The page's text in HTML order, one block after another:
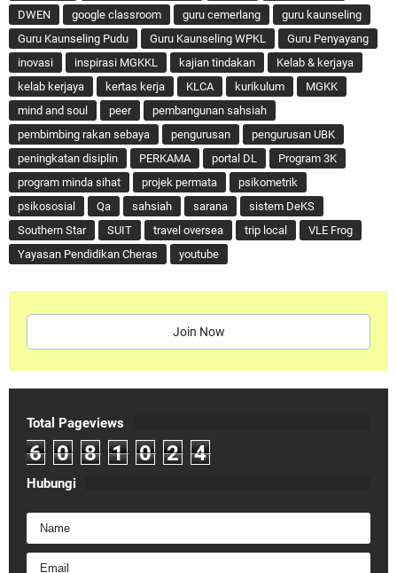
DWEN
google classroom guru cemerlang
guru kaunseling
Guru Kaunseling Pudu
Guru Kaunseling WPKL
Guru Penyayang
inovasi
inspirasi MGKKL kajian tindakan
Kelab & kerjaya
kelab kerjaya
kertas kerja KLCA kurikulum
MGKK
mind and soul
peer
pembangunan sahsiah
pembimbing rakan sebaya
pengurusan
pengurusan UBK
peningkatan disiplin
PERKAMA portal DL
Program 3K
program minda sihat
projek permata
psikometrik
psikososial
Qa sahsiah sarana
sistem DeKS
Southern Star
SUIT travel oversea trip local
VLE Frog
Yayasan Pendidikan Cheras
youtube
Join Now
Total Pageviews
6 0 8 1 0 2 4
Hubungi